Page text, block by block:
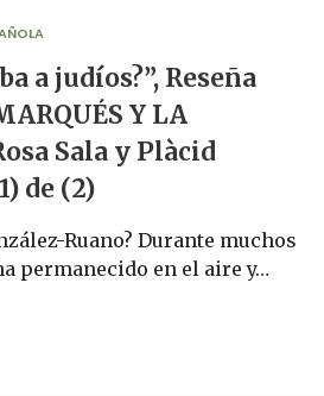
a judíos?”, Reseña
Y LA
Sala y Plàcid
de (2)
Ruano? Durante muchos
permanecido en el aire y…